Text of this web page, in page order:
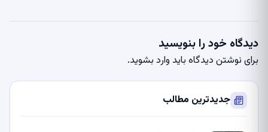
دیدگاه خود را بنویسید
برای نوشتن دیدگاه باید وارد بشوید.
جدیدترین مطالب